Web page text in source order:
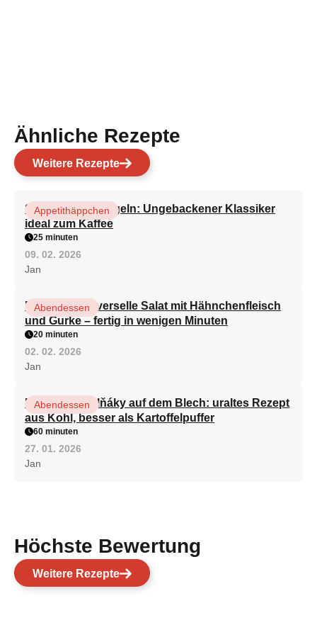
Ähnliche Rezepte
Weitere Rezepte
Schnelle Rumkugeln: Ungebackener Klassiker
ideal zum Kaffee
Appetithäppchen
25 minuten
09. 02. 2026
Jan
Der beste universelle Salat mit Hähnchenfleisch
und Gurke – fertig in wenigen Minuten
Abendessen
20 minuten
02. 02. 2026
Jan
Mährische Zelňáky auf dem Blech: uraltes Rezept
aus Kohl, besser als Kartoffelpuffer
Abendessen
60 minuten
27. 01. 2026
Jan
Höchste Bewertung
Weitere Rezepte